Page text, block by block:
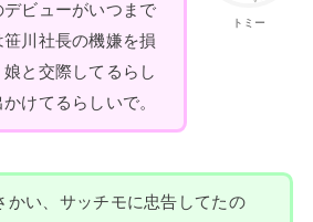
トミー
ビューがいつまで
川社長の機嫌を損
と交際してるらし
けてるらしいで。
かい、サッチモに忠告してたの